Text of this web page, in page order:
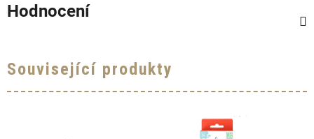
Hodnocení
Související produkty